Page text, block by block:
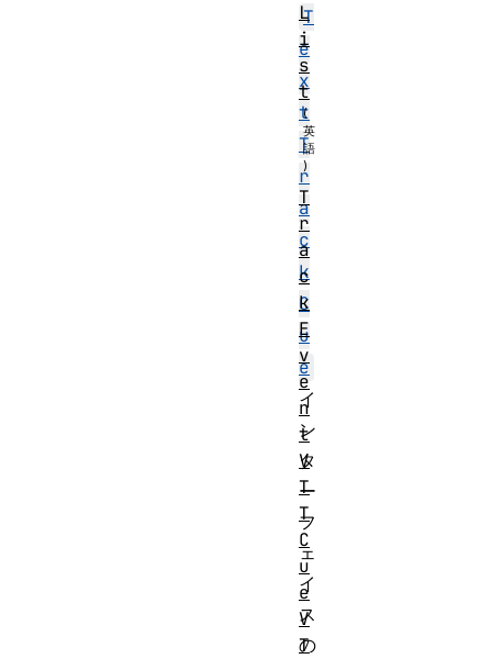
T
e
x
t
T
r
a
c
k
C
u
e
イ
ン
タ
ー
フ
ェ
イ
ス
の
L
i
s
t
T
r
a
c
k
E
v
e
n
t
V
T
T
C
u
e
V
T